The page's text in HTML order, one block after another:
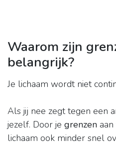
Waarom zijn
belangrijk?
Je lichaam wordt niet
Als jij nee zegt tegen een
jezelf. Door je grenzen
lichaam ook minder snel